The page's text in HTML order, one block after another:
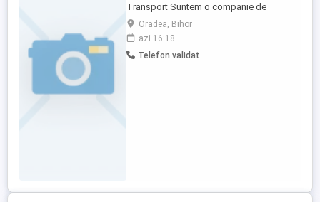
Transport Suntem o companie de
transport cu experiență și căutăm un
Ajutor Contabil organizat, atent la detalii și
dornic să se dezvolte într-un mediu
dinamic. Responsabilități: Înregistrarea
Oradea, Bihor
azi 16:18
Telefon validat